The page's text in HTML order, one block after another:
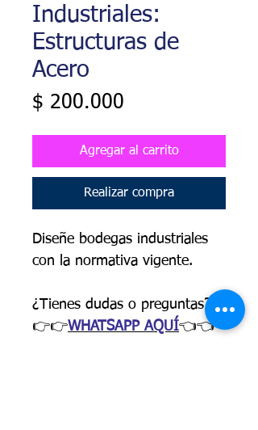
Industriales:
Estructuras de
Acero
$ 200.000
Agregar al carrito
Realizar compra
Diseñe bodegas industriales
con la normativa vigente.
¿Tienes dudas o preguntas?
👉👉WHATSAPP AQUÍ👈👈